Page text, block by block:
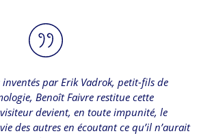
par Erik Vadrok, petit-fils de
Benoît Faivre restitue cette
devient, en toute impunité, le
des autres en écoutant ce qu’il n’aurait